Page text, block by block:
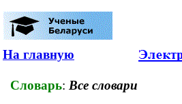
На главную
Словарь: Все словари